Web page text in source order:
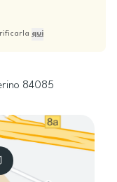
qui
84085